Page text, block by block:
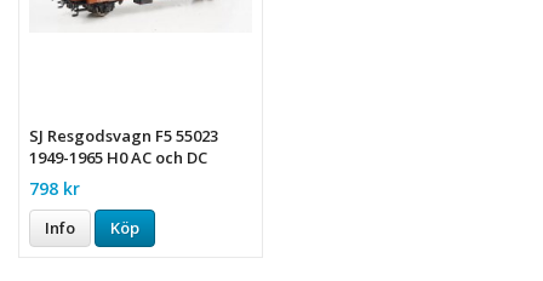
SJ Resgodsvagn F5 55023
1949-1965 H0 AC och DC
798 kr
Info Köp